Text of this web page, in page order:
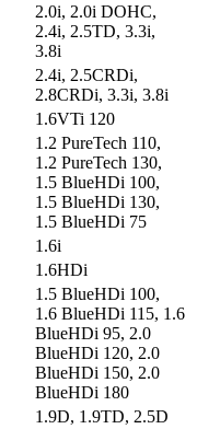
2.0i, 2.0i DOHC,
2.4i, 2.5TD, 3.3i,
3.8i
2.4i, 2.5CRDi,
2.8CRDi, 3.3i, 3.8i
1.6VTi 120
1.2 PureTech 110,
1.2 PureTech 130,
1.5 BlueHDi 100,
1.5 BlueHDi 130,
1.5 BlueHDi 75
1.6i
1.6HDi
1.5 BlueHDi 100,
1.6 BlueHDi 115, 1.6
BlueHDi 95, 2.0
BlueHDi 120, 2.0
BlueHDi 150, 2.0
BlueHDi 180
1.9D, 1.9TD, 2.5D